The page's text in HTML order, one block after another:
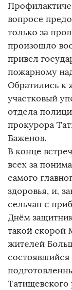
вопросе
только за
произошло
привел
пожарному
Обратились к
участковый
отдела
прокурора
Баженов.
В конце
всех за
самого
здоровья, и,
сельчан с
Днём
такой скорой
жителей